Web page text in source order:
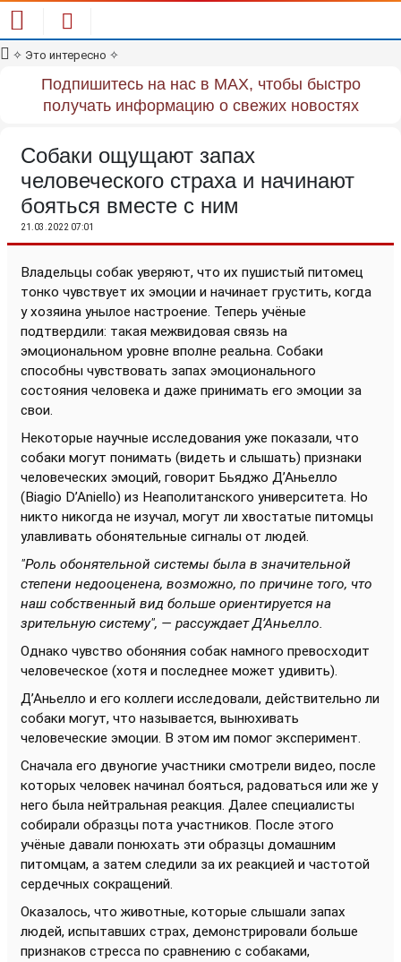
✧ Это интересно ✧
Подпишитесь на нас в MAX, чтобы быстро
получать информацию о свежих новостях
Собаки ощущают запах
человеческого страха и начинают
бояться вместе с ним
21.03.2022 07:01
Владельцы собак уверяют, что их пушистый питомец
тонко чувствует их эмоции и начинает грустить, когда
у хозяина унылое настроение. Теперь учёные
подтвердили: такая межвидовая связь на
эмоциональном уровне вполне реальна. Собаки
способны чувствовать запах эмоционального
состояния человека и даже принимать его эмоции за
свои.
Некоторые научные исследования уже показали, что
собаки могут понимать (видеть и слышать) признаки
человеческих эмоций, говорит Бьяджо Д’Аньелло
(Biagio D’Aniello) из Неаполитанского университета. Но
никто никогда не изучал, могут ли хвостатые питомцы
улавливать обонятельные сигналы от людей.
"Роль обонятельной системы была в значительной
степени недооценена, возможно, по причине того, что
наш собственный вид больше ориентируется на
зрительную систему", — рассуждает Д’Аньелло.
Однако чувство обоняния собак намного превосходит
человеческое (хотя и последнее может удивить).
Д’Аньелло и его коллеги исследовали, действительно ли
собаки могут, что называется, вынюхивать
человеческие эмоции. В этом им помог эксперимент.
Сначала его двуногие участники смотрели видео, после
которых человек начинал бояться, радоваться или же у
него была нейтральная реакция. Далее специалисты
собирали образцы пота участников. После этого
учёные давали понюхать эти образцы домашним
питомцам, а затем следили за их реакцией и частотой
сердечных сокращений.
Оказалось, что животные, которые слышали запах
людей, испытавших страх, демонстрировали больше
признаков стресса по сравнению с собаками,